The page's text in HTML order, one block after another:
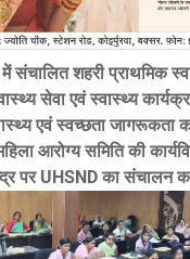
में संचालित शहरी प्राथमिक
सेवा एवं स्वास्थ्य
एवं स्वच्छता जागरूकता
आरोग्य समिति की
पर UHSND का संचालन